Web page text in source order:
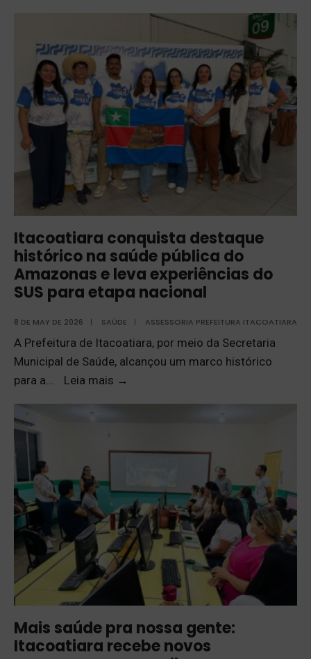
Itacoatiara conquista destaque
histórico na saúde pública do
Amazonas e leva experiências do
SUS para etapa nacional
8 DE MAY DE 2026 | SAÚDE | ASSESSORIA PREFEITURA ITACOATIARA
A Prefeitura de Itacoatiara, por meio da Secretaria
Municipal de Saúde, alcançou um marco histórico
para a
Leia mais →
Mais saúde pra nossa gente:
Itacoatiara recebe novos